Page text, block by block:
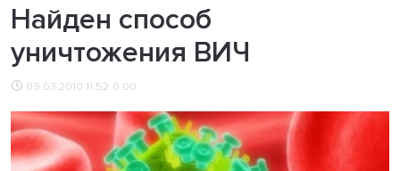
Найден способ
уничтожения ВИЧ
09.03.2010 11:52 0.00